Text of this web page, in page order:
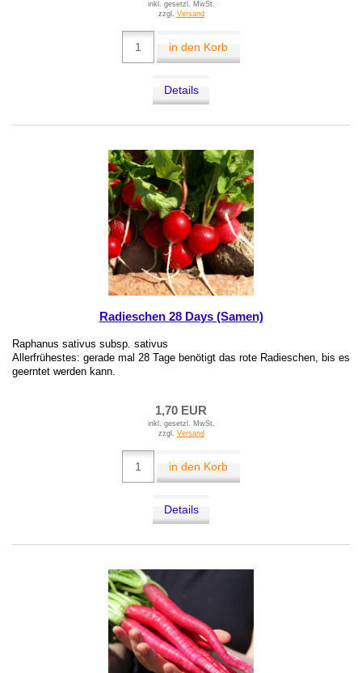
inkl. gesetzl. MwSt.
zzgl. Versand
in den Korb
Details
Radieschen 28 Days (Samen)
Raphanus sativus subsp. sativus
Allerfrühestes: gerade mal 28 Tage benötigt das rote Radieschen, bis es
geerntet werden kann.
1,70 EUR
inkl. gesetzl. MwSt.
zzgl. Versand
in den Korb
Details